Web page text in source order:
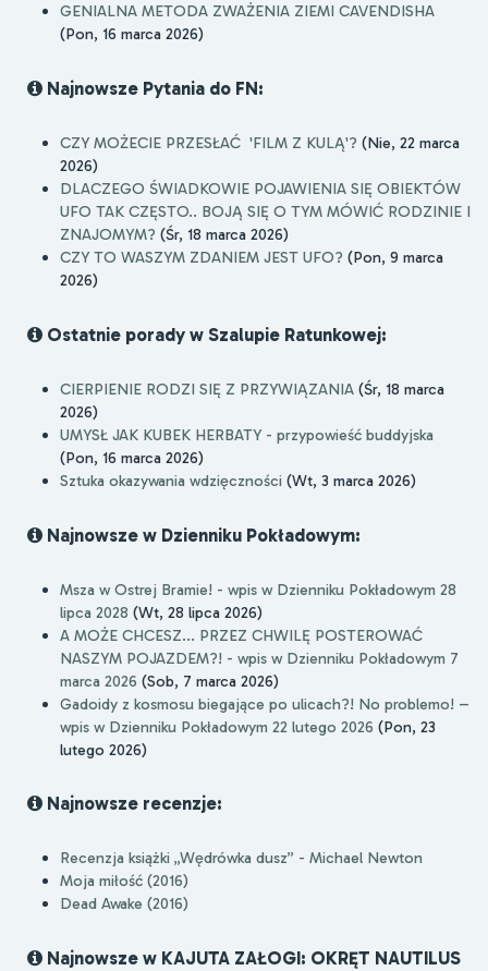
GENIALNA METODA ZWAŻENIA ZIEMI CAVENDISHA
(Pon, 16 marca 2026)
Najnowsze Pytania do FN:
CZY MOŻECIE PRZESŁAĆ 'FILM Z KULĄ'? (Nie, 22 marca
2026)
DLACZEGO ŚWIADKOWIE POJAWIENIA SIĘ OBIEKTÓW
UFO TAK CZĘSTO.. BOJĄ SIĘ O TYM MÓWIĆ RODZINIE I
ZNAJOMYM? (Śr, 18 marca 2026)
CZY TO WASZYM ZDANIEM JEST UFO? (Pon, 9 marca
2026)
Ostatnie porady w Szalupie Ratunkowej:
CIERPIENIE RODZI SIĘ Z PRZYWIĄZANIA (Śr, 18 marca
2026)
UMYSŁ JAK KUBEK HERBATY - przypowieść buddyjska
(Pon, 16 marca 2026)
Sztuka okazywania wdzięczności (Wt, 3 marca 2026)
Najnowsze w Dzienniku Pokładowym:
Msza w Ostrej Bramie! - wpis w Dzienniku Pokładowym 28
lipca 2028 (Wt, 28 lipca 2026)
A MOŻE CHCESZ... PRZEZ CHWILĘ POSTEROWAĆ
NASZYM POJAZDEM?! - wpis w Dzienniku Pokładowym 7
marca 2026 (Sob, 7 marca 2026)
Gadoidy z kosmosu biegające po ulicach?! No problemo! –
wpis w Dzienniku Pokładowym 22 lutego 2026 (Pon, 23
lutego 2026)
Najnowsze recenzje:
Recenzja książki „Wędrówka dusz” - Michael Newton
Moja miłość (2016)
Dead Awake (2016)
Najnowsze w KAJUTA ZAŁOGI: OKRĘT NAUTILUS